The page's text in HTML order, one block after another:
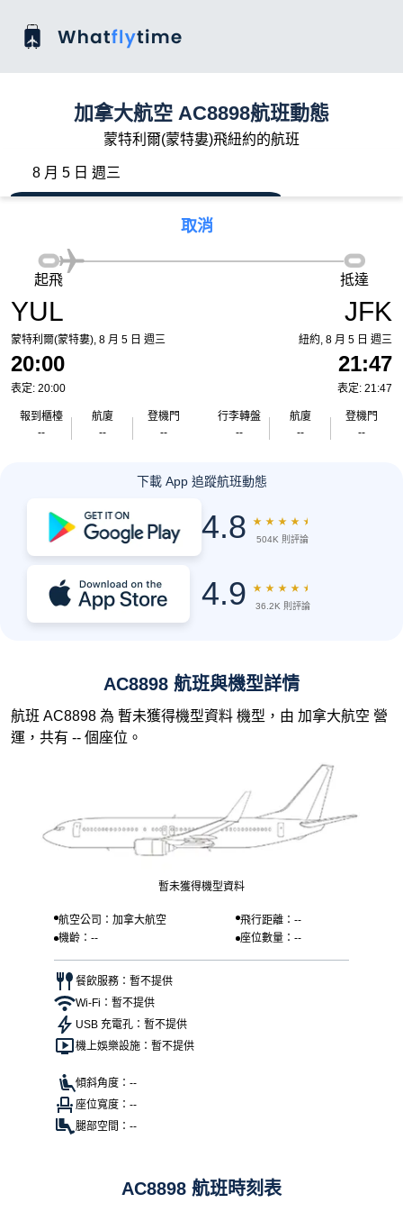
加拿大航空 AC8898航班動態
蒙特利爾(蒙特婁)飛紐約的航班
8 月 5 日 週三
取消
YUL
蒙特利爾(蒙特婁), 8 月 5 日 週三
20:00
表定: 20:00
報到櫃檯
--
航廈
--
登機門
--
起飛 抵達
JFK
紐約, 8 月 5 日 週三
21:47
表定: 21:47
行李轉盤
--
航廈
--
登機門
--
下載 App 追蹤航班動態
4.8 ★ ★ ★ ★ ★
504K 則評論
4.9 ★ ★ ★ ★ ★
36.2K 則評論
AC8898 航班與機型詳情
航班 AC8898 為 暫未獲得機型資料 機型，由 加拿大航空 營
運，共有 -- 個座位。
暫未獲得機型資料
航空公司：加拿大航空
飛行距離：--
機齡：--
座位數量：--
餐飲服務：暫不提供
Wi-Fi：暫不提供
USB 充電孔：暫不提供
機上娛樂設施：暫不提供
傾斜角度：--
座位寬度：--
腿部空間：--
AC8898 航班時刻表